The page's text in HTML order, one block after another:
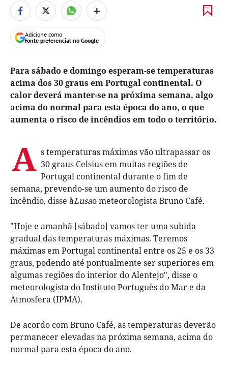
+
Adicione como
fonte preferencial no Google
Para sábado e domingo esperam-se temperaturas
acima dos 30 graus em Portugal continental. O
calor deverá manter-se na próxima semana, algo
acima do normal para esta época do ano, o que
aumenta o risco de incêndios em todo o território.
A s temperaturas máximas vão ultrapassar os
30 graus Celsius em muitas regiões de
Portugal continental durante o fim de
semana, prevendo-se um aumento do risco de
incêndio, disse àLusao meteorologista Bruno Café.
"Hoje e amanhã [sábado] vamos ter uma subida
gradual das temperaturas máximas. Teremos
máximas em Portugal continental entre os 25 e os 33
graus, podendo até pontualmente ser superiores em
algumas regiões do interior do Alentejo", disse o
meteorologista do Instituto Português do Mar e da
Atmosfera (IPMA).
De acordo com Bruno Café, as temperaturas deverão
permanecer elevadas na próxima semana, acima do
normal para esta época do ano.